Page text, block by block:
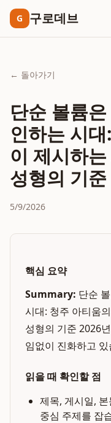
G 구로데브
← 돌아가기
단순 볼륨
인하는 시
이 제시하
성형의 기준
5/9/2026
핵심 요약
Summary: 단순
시대: 청주 아티움
성형의 기준 2026
임없이 진화하고
읽을 때 확인할 점
제목, 게시일,
중심 주제를 잡